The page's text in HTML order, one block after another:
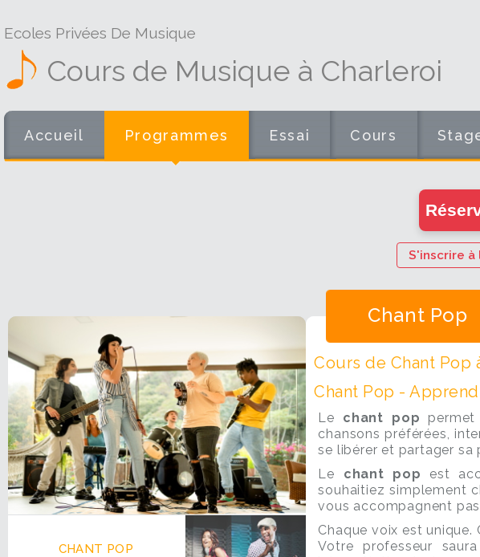
Ecoles Privées De Musique
Cours de Musique à Charleroi
Accueil Programmes Essai Cours
S'inscrire à
CHANT POP
Chant Pop
Cours de Chant
Chant Pop -
Le chant pop
chansons préférées,
se libérer et partager sa
Le chant pop est
souhaitiez simplement
vous accompagnent
Chaque voix est unique.
Votre professeur